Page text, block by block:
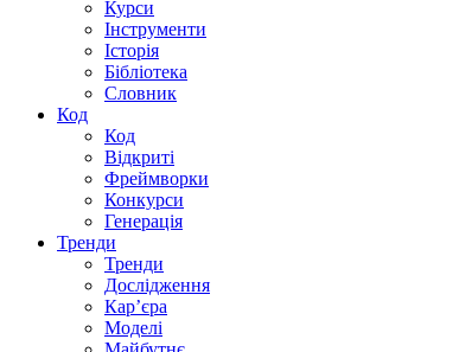
Курси
Інструменти
Історія
Бібліотека
Словник
Код
Код
Відкриті
Фреймворки
Конкурси
Генерація
Тренди
Тренди
Дослідження
Кар’єра
Моделі